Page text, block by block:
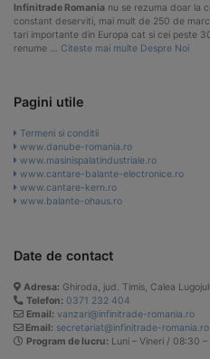
Infinitrade Romania nu se rezuma doar la
constant deserviti, mai mult de 250 de
tari importante din Europa cat si cei peste
renume … Citeste mai multe Despre Noi
Pagini utile
Termeni si conditii
www.danube-romania.ro
www.masinispalatindustriale.ro
www.cantare-balante-electronice.ro
www.cantare-kern.ro
www.balante-ohaus.ro
Date de contact
Adresa: Ghiroda, jud. Timis, Calea
Telefon: 0371 232 404
Email: vanzari@infinitrade-romania.ro
Email: secretariat@infinitrade-romania.ro
Program de lucru: Luni – Vineri / 08:30